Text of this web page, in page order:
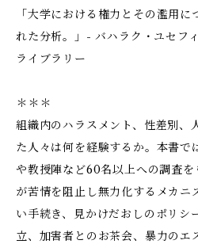
「大学における権力とその濫用
れた分析。」- バハラク・ユセフ
ライブラリー
＊＊＊
組織内のハラスメント、性差別、
た人々は何を経験するか。本書で
や教授陣など60名以上への調査
が苦情を阻止し無力化するメカニ
い手続き、見かけだおしのポリシ
立、加害者とのお茶会、暴力のエ